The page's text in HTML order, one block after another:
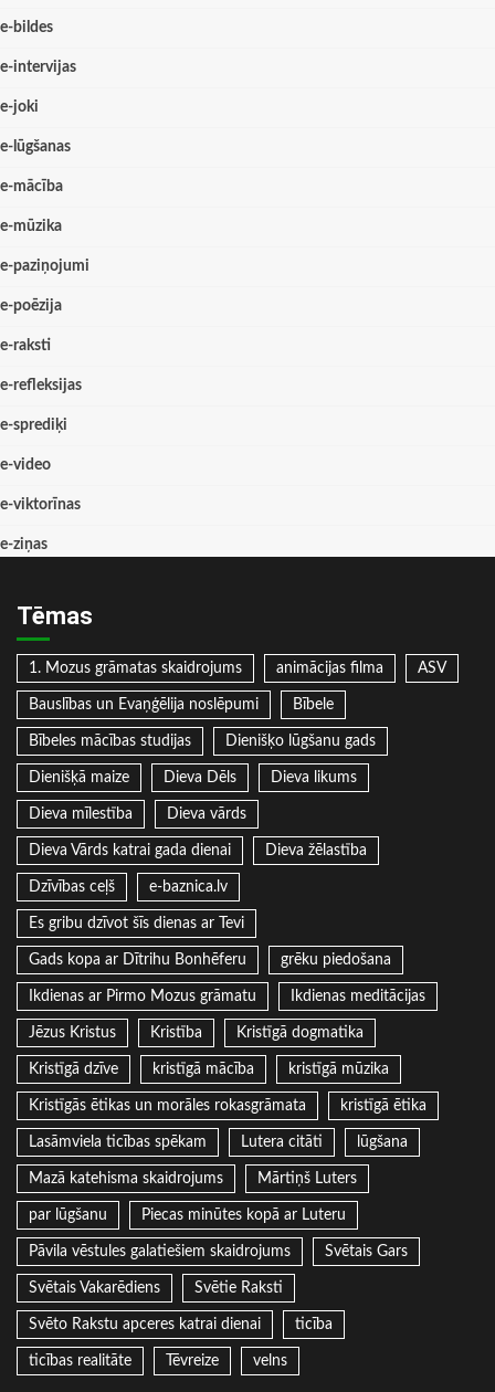
e-bildes
e-intervijas
e-joki
e-lūgšanas
e-mācība
e-mūzika
e-paziņojumi
e-poēzija
e-raksti
e-refleksijas
e-sprediķi
e-video
e-viktorīnas
e-ziņas
Tēmas
1. Mozus grāmatas skaidrojums animācijas filma ASV
Bauslības un Evaņģēlija noslēpumi Bībele
Bībeles mācības studijas Dienišķo lūgšanu gads
Dienišķā maize Dieva Dēls Dieva likums
Dieva mīlestība Dieva vārds
Dieva Vārds katrai gada dienai Dieva žēlastība
Dzīvības ceļš e-baznica.lv
Es gribu dzīvot šīs dienas ar Tevi
Gads kopa ar Dītrihu Bonhēferu grēku piedošana
Ikdienas ar Pirmo Mozus grāmatu Ikdienas meditācijas
Jēzus Kristus Kristība Kristīgā dogmatika
Kristīgā dzīve kristīgā mācība kristīgā mūzika
Kristīgās ētikas un morāles rokasgrāmata kristīgā ētika
Lasāmviela ticības spēkam Lutera citāti lūgšana
Mazā katehisma skaidrojums Mārtiņš Luters
par lūgšanu Piecas minūtes kopā ar Luteru
Pāvila vēstules galatiešiem skaidrojums Svētais Gars
Svētais Vakarēdiens Svētie Raksti
Svēto Rakstu apceres katrai dienai ticība
ticības realitāte Tēvreize velns